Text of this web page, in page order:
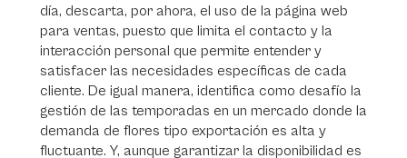
día, descarta, por ahora, el uso de la página web
para ventas, puesto que limita el contacto y la
interacción personal que permite entender y
satisfacer las necesidades específicas de cada
cliente. De igual manera, identifica como desafío la
gestión de las temporadas en un mercado donde la
demanda de flores tipo exportación es alta y
fluctuante. Y, aunque garantizar la disponibilidad es